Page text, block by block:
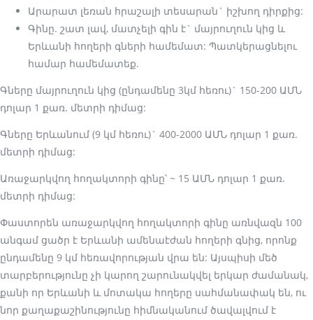
Արարատ լեռան հրաշալի տեսարան` իշխող դիրքից:
Գինը. շատ լավ, մատչելի գին է` մայրուղուն կից և
Երևանի հողերի գների համեմատ: Պատկերացնելու
համար համեմատեք.
Գները մայրուղուն կից (ընդամենը 3կմ հեռու)` 150-200 ԱՄՆ
դոլար 1 քառ. մետրի դիմաց:
Գները Երևանում (9 կմ հեռու)` 400-2000 ԱՄՆ դոլար 1 քառ.
մետրի դիմաց:
Առաջարկվող հողակտորի գինը՝ ~ 15 ԱՄՆ դոլար 1 քառ.
մետրի դիմաց:
Փաստորեն առաջարկվող հողակտորի գինը առնվազն 100
անգամ ցածր է Երևանի ամենաէժան հողերի գնից, որոնք
ընդամենը 9 կմ հեռավորության վրա են: Այսպիսի մեծ
տարբերությունը չի կարող շարունակվել երկար ժամանակ,
քանի որ Երևանի և մոտակա հողերը սահմանափակ են, ու
նոր քաղաքաշինությունը հիմնականում ծավալվում է